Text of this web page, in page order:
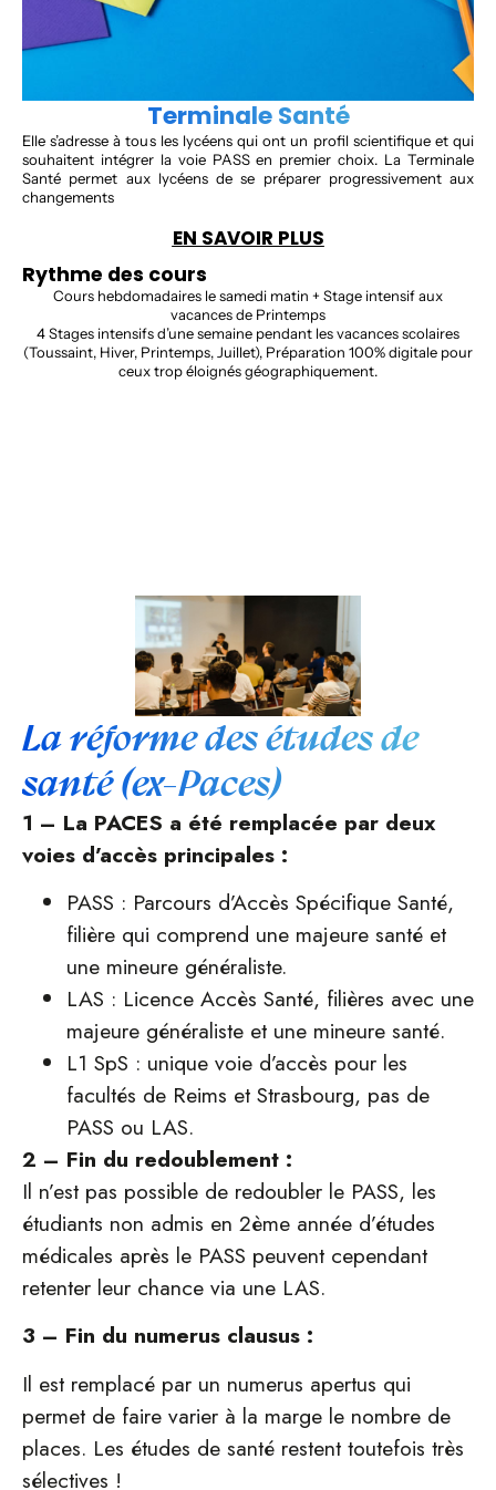
Terminale Santé
Elle s’adresse à tous les lycéens qui ont un profil scientifique et qui
souhaitent intégrer la voie PASS en premier choix. La Terminale
Santé permet aux lycéens de se préparer progressivement aux
changements
EN SAVOIR PLUS
Rythme des cours
Cours hebdomadaires le samedi matin + Stage intensif aux
vacances de Printemps
4 Stages intensifs d’une semaine pendant les vacances scolaires
(Toussaint, Hiver, Printemps, Juillet), Préparation 100% digitale pour
ceux trop éloignés géographiquement.
La réforme des études de
santé (ex-Paces)
1 – La PACES a été remplacée par deux
voies d’accès principales :
PASS : Parcours d’Accès Spécifique Santé,
filière qui comprend une majeure santé et
une mineure généraliste.
LAS : Licence Accès Santé, filières avec une
majeure généraliste et une mineure santé.
L1 SpS : unique voie d’accès pour les
facultés de Reims et Strasbourg, pas de
PASS ou LAS.
2 – Fin du redoublement :
Il n’est pas possible de redoubler le PASS, les
étudiants non admis en 2ème année d’études
médicales après le PASS peuvent cependant
retenter leur chance via une LAS.
3 – Fin du numerus clausus :
Il est remplacé par un numerus apertus qui
permet de faire varier à la marge le nombre de
places. Les études de santé restent toutefois très
sélectives !